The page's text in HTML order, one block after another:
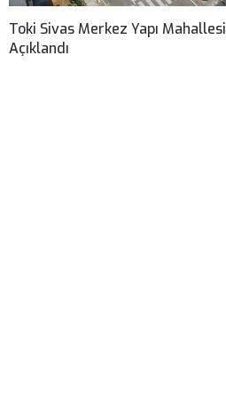
Toki Sivas Merkez Yapı
Açıklandı